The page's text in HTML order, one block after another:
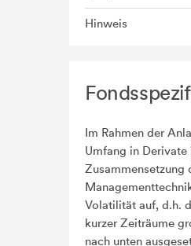
Hinweis
Im Rahmen der
Umfang in
Zusammensetzung
Volatilität auf, d.h.
kurzer Zeiträume
nach unten